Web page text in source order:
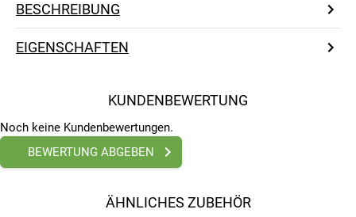
BESCHREIBUNG
EIGENSCHAFTEN
KUNDENBEWERTUNG
Noch keine Kundenbewertungen.
BEWERTUNG ABGEBEN
ÄHNLICHES ZUBEHÖR